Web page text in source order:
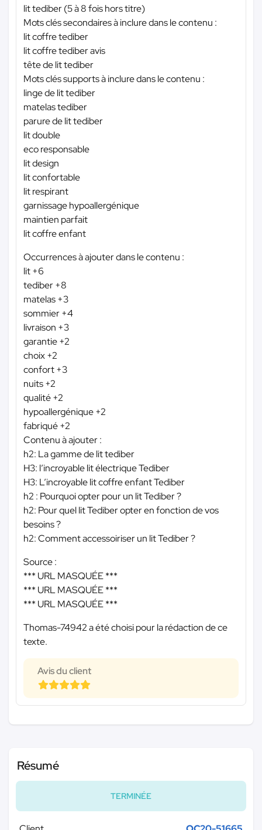
lit tediber (5 à 8 fois hors titre)
Mots clés secondaires à inclure dans le contenu :
lit coffre tediber
lit coffre tediber avis
tête de lit tediber
Mots clés supports à inclure dans le contenu :
linge de lit tediber
matelas tediber
parure de lit tediber
lit double
eco responsable
lit design
lit confortable
lit respirant
garnissage hypoallergénique
maintien parfait
lit coffre enfant
Occurrences à ajouter dans le contenu :
lit +6
tediber +8
matelas +3
sommier +4
livraison +3
garantie +2
choix +2
confort +3
nuits +2
qualité +2
hypoallergénique +2
fabriqué +2
Contenu à ajouter :
h2: La gamme de lit tediber
H3: l’incroyable lit électrique Tediber
H3: L’incroyable lit coffre enfant Tediber
h2 : Pourquoi opter pour un lit Tediber ?
h2: Pour quel lit Tediber opter en fonction de vos
besoins ?
h2: Comment accessoiriser un lit Tediber ?
Source :
*** URL MASQUÉE ***
*** URL MASQUÉE ***
*** URL MASQUÉE ***
Thomas-74942 a été choisi pour la rédaction de ce
texte.
Avis du client
Résumé
TERMINÉE